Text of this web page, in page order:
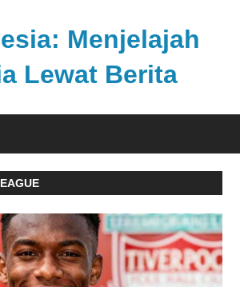
Menjelajah
Lewat Berita